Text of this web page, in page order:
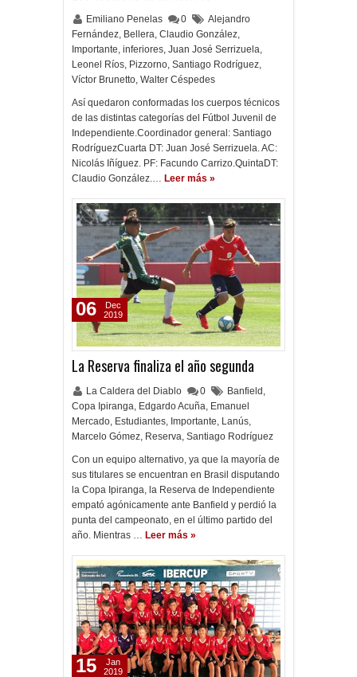
Emiliano Penelas 0
Alejandro
Fernández, Bellera, Claudio González,
Importante, inferiores, Juan José Serrizuela,
Leonel Ríos, Pizzorno, Santiago Rodríguez,
Víctor Brunetto, Walter Céspedes
Así quedaron conformadas los cuerpos técnicos
de las distintas categorías del Fútbol Juvenil de
Independiente.Coordinador general: Santiago
RodríguezCuarta DT: Juan José Serrizuela. AC:
Nicolás Iñíguez. PF: Facundo Carrizo.QuintaDT:
Claudio González.… Leer más »
La Reserva finaliza el año segunda
La Caldera del Diablo 0 Banfield ,
Copa Ipiranga, Edgardo Acuña, Emanuel
Mercado, Estudiantes, Importante, Lanús,
Marcelo Gómez, Reserva, Santiago Rodríguez
Con un equipo alternativo, ya que la mayoría de
sus titulares se encuentran en Brasil disputando
la Copa Ipiranga, la Reserva de Independiente
empató agónicamente ante Banfield y perdió la
punta del campeonato, en el último partido del
año. Mientras … Leer más »
06
Dec
2019
15
Jan
2019